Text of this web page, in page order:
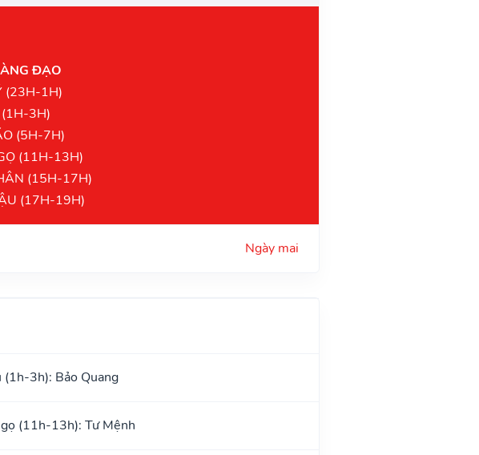
ĐẠO
(23H-1H)
(1H-3H)
(5H-7H)
(11H-13H)
(15H-17H)
(17H-19H)
Ngày mai
(1h-3h): Bảo Quang
(11h-13h): Tư Mệnh